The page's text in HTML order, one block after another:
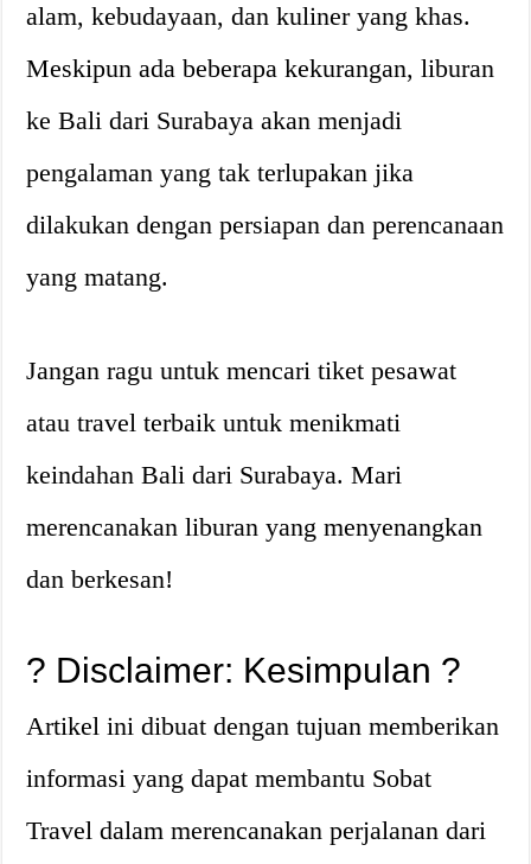
alam, kebudayaan, dan kuliner yang khas.
Meskipun ada beberapa kekurangan, liburan
ke Bali dari Surabaya akan menjadi
pengalaman yang tak terlupakan jika
dilakukan dengan persiapan dan perencanaan
yang matang.
Jangan ragu untuk mencari tiket pesawat
atau travel terbaik untuk menikmati
keindahan Bali dari Surabaya. Mari
merencanakan liburan yang menyenangkan
dan berkesan!
? Disclaimer: Kesimpulan ?
Artikel ini dibuat dengan tujuan memberikan
informasi yang dapat membantu Sobat
Travel dalam merencanakan perjalanan dari